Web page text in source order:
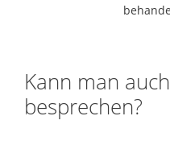
Kann man auch
besprechen?